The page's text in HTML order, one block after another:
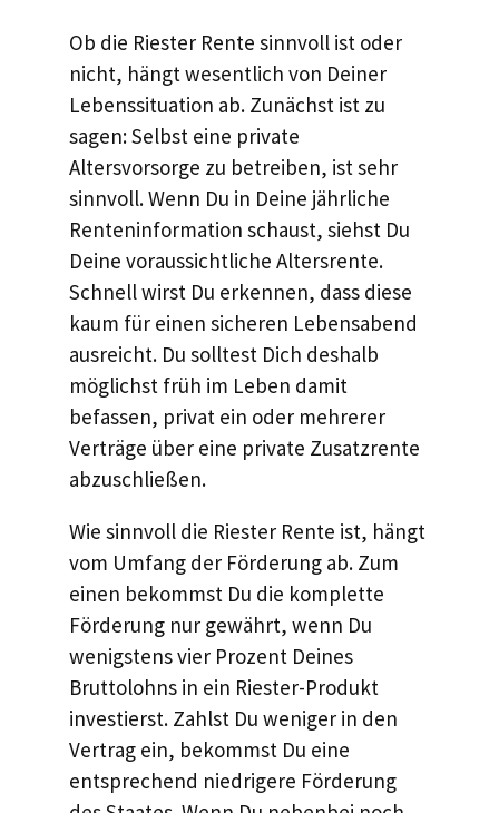
Ob die Riester Rente sinnvoll ist oder
nicht, hängt wesentlich von Deiner
Lebenssituation ab. Zunächst ist zu
sagen: Selbst eine private
Altersvorsorge zu betreiben, ist sehr
sinnvoll. Wenn Du in Deine jährliche
Renteninformation schaust, siehst Du
Deine voraussichtliche Altersrente.
Schnell wirst Du erkennen, dass diese
kaum für einen sicheren Lebensabend
ausreicht. Du solltest Dich deshalb
möglichst früh im Leben damit
befassen, privat ein oder mehrerer
Verträge über eine private Zusatzrente
abzuschließen.
Wie sinnvoll die Riester Rente ist, hängt
vom Umfang der Förderung ab. Zum
einen bekommst Du die komplette
Förderung nur gewährt, wenn Du
wenigstens vier Prozent Deines
Bruttolohns in ein Riester-Produkt
investierst. Zahlst Du weniger in den
Vertrag ein, bekommst Du eine
entsprechend niedrigere Förderung